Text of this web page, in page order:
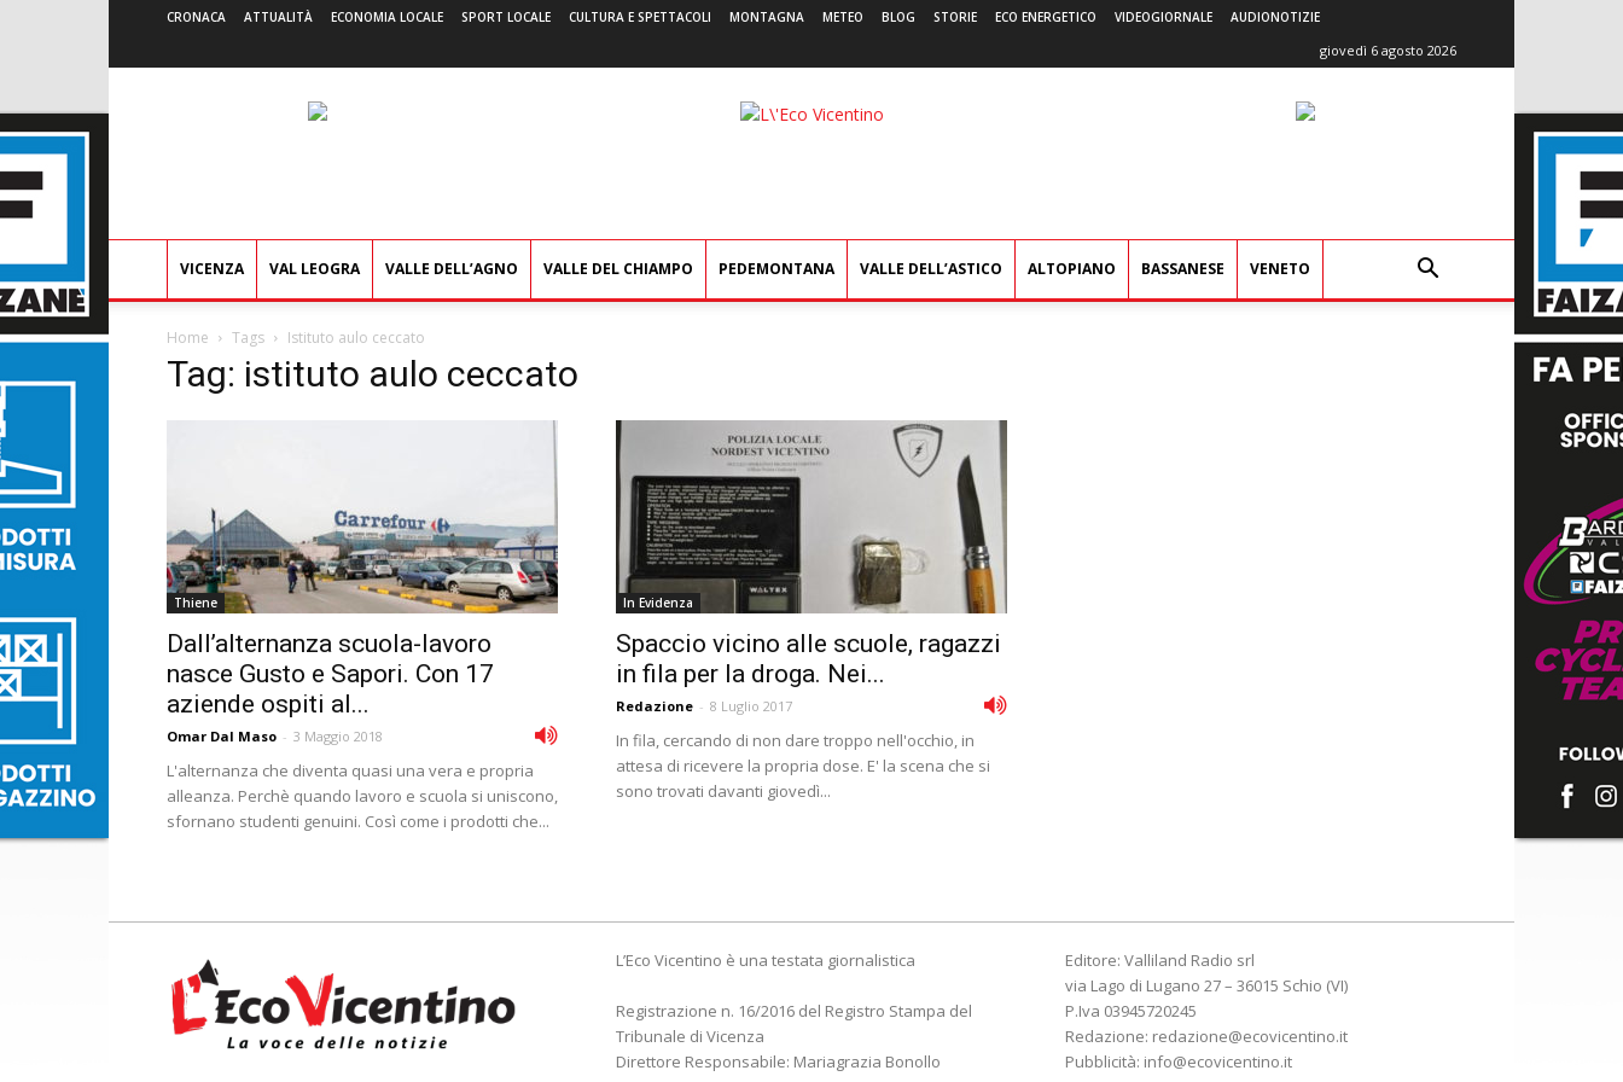
CRONACA ATTUALITÀ ECONOMIA LOCALE SPORT LOCALE CULTURA E SPETTACOLI MONTAGNA METEO BLOG STORIE ECO ENERGETICO VIDEOGIORNALE AUDIONOTIZIE
giovedì 6 agosto 2026
L'Eco
VICENZA VAL LEOGRA VALLE DELL’AGNO VALLE DEL CHIAMPO PEDEMONTANA VALLE DELL’ASTICO ALTOPIANO BASSANESE VENETO
Home Tags Istituto aulo ceccato
Tag: istituto aulo ceccato
Thiene
Dall’alternanza scuola-lavoro
nasce Gusto e Sapori. Con 17
aziende ospiti al...
Omar Dal Maso - 3 Maggio 2018
L'alternanza che diventa quasi una vera e propria
alleanza. Perchè quando lavoro e scuola si uniscono,
sfornano studenti genuini. Così come i prodotti che...
In Evidenza
Spaccio vicino alle scuole, ragazzi
in fila per la droga. Nei...
Redazione - 8 Luglio 2017
In fila, cercando di non dare troppo nell'occhio, in
attesa di ricevere la propria dose. E' la scena che si
sono trovati davanti giovedì...
L’Eco Vicentino è una testata giornalistica
Registrazione n. 16/2016 del Registro Stampa del
Tribunale di Vicenza
Direttore Responsabile: Mariagrazia Bonollo
Editore: Valliland Radio srl
via Lago di Lugano 27 – 36015 Schio (VI)
P.Iva 03945720245
Redazione: redazione@ecovicentino.it
Pubblicità: info@ecovicentino.it